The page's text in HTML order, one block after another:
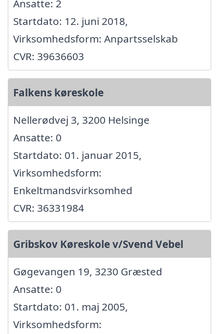
Ansatte: 2
Startdato: 12. juni 2018,
Virksomhedsform: Anpartsselskab
CVR: 39636603
Falkens køreskole
Nellerødvej 3, 3200 Helsinge
Ansatte: 0
Startdato: 01. januar 2015,
Virksomhedsform:
Enkeltmandsvirksomhed
CVR: 36331984
Gribskov Køreskole v/Svend Vebel
Gøgevangen 19, 3230 Græsted
Ansatte: 0
Startdato: 01. maj 2005,
Virksomhedsform: